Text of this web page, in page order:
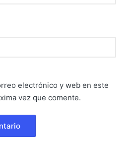
electrónico y web en este
vez que comente.